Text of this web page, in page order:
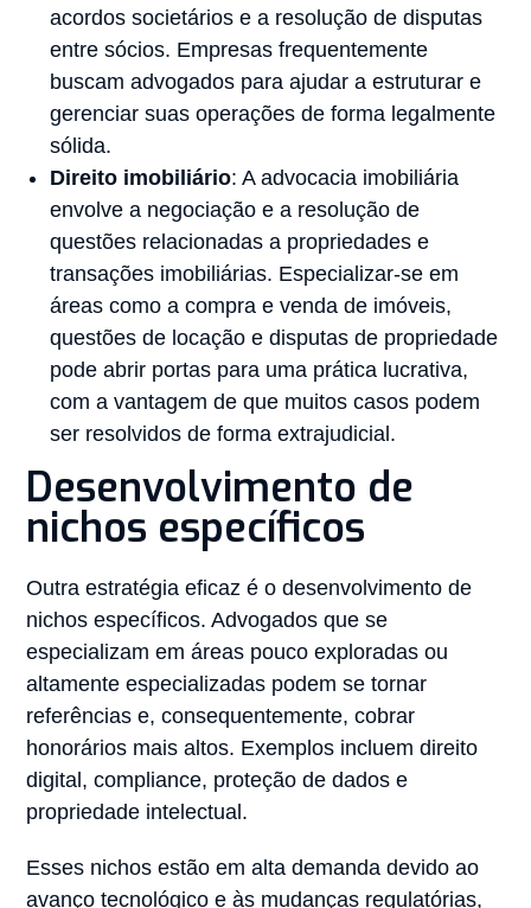
acordos societários e a resolução de disputas
entre sócios. Empresas frequentemente
buscam advogados para ajudar a estruturar e
gerenciar suas operações de forma legalmente
sólida.
Direito imobiliário: A advocacia imobiliária
envolve a negociação e a resolução de
questões relacionadas a propriedades e
transações imobiliárias. Especializar-se em
áreas como a compra e venda de imóveis,
questões de locação e disputas de propriedade
pode abrir portas para uma prática lucrativa,
com a vantagem de que muitos casos podem
ser resolvidos de forma extrajudicial.
Desenvolvimento de
nichos específicos
Outra estratégia eficaz é o desenvolvimento de
nichos específicos. Advogados que se
especializam em áreas pouco exploradas ou
altamente especializadas podem se tornar
referências e, consequentemente, cobrar
honorários mais altos. Exemplos incluem direito
digital, compliance, proteção de dados e
propriedade intelectual.
Esses nichos estão em alta demanda devido ao
avanço tecnológico e às mudanças regulatórias,